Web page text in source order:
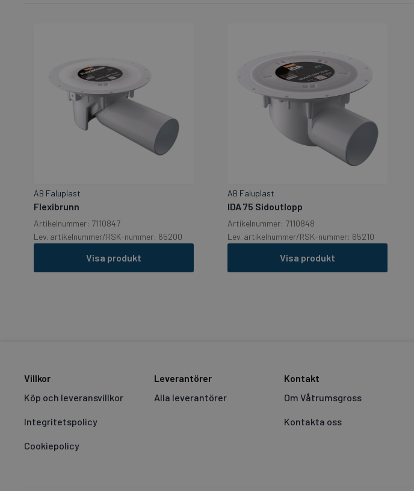
AB Faluplast
Flexibrunn
Artikelnummer: 7110847
Lev. artikelnummer/RSK-nummer: 65200
Visa produkt
AB Faluplast
IDA 75 Sidoutlopp
Artikelnummer: 7110848
Lev. artikelnummer/RSK-nummer: 65210
Visa produkt
Villkor
Köp och leveransvillkor
Integritetspolicy
Cookiepolicy
Leverantörer
Alla leverantörer
Kontakt
Om Våtrumsgross
Kontakta oss